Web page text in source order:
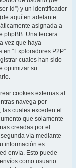
id”) y un identificador
aquí en adelante
asignada a
phpBB. Una tercera
vez que haya
en “Exploradores P2P”
cuales han sido
optimizar su
cookies externas al
navega por
las cuales exceden el
que solamente
creadas por el
vía mediante
información es
envía. Esto puede
como usuario